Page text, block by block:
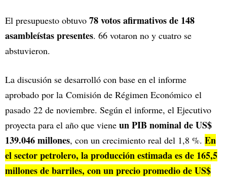
El presupuesto obtuvo 78 votos afirmativos de 148
asambleístas presentes. 66 votaron no y cuatro se
abstuvieron.
La discusión se desarrolló con base en el informe
aprobado por la Comisión de Régimen Económico el
pasado 22 de noviembre. Según el informe, el Ejecutivo
proyecta para el año que viene un PIB nominal de US$
139.046 millones, con un crecimiento real del 1,8 %. En
el sector petrolero, la producción estimada es de 165,5
millones de barriles, con un precio promedio de US$